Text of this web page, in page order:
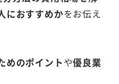
におすすめかをお伝え
めのポイントや優良業